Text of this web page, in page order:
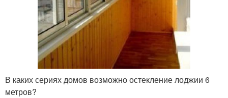
В каких сериях домов возможно остекление лоджии 6
метров?